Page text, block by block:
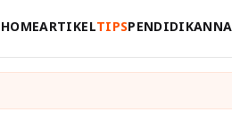
HOMEARTIKELTIPSPENDIDIKAN